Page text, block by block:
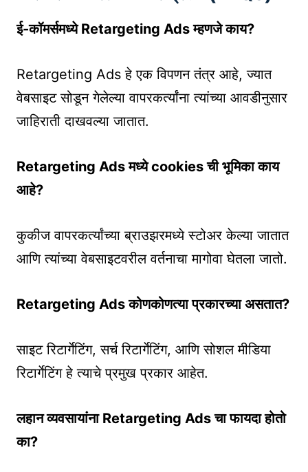
ई-कॉमर्समध्ये Retargeting Ads म्हणजे काय?
Retargeting Ads हे एक विपणन तंत्र आहे, ज्यात
वेबसाइट सोडून गेलेल्या वापरकर्त्यांना त्यांच्या आवडीनुसार
जाहिराती दाखवल्या जातात.
Retargeting Ads मध्ये cookies ची भूमिका काय
आहे?
कुकीज वापरकर्त्यांच्या ब्राउझरमध्ये स्टोअर केल्या जातात
आणि त्यांच्या वेबसाइटवरील वर्तनाचा मागोवा घेतला जातो.
Retargeting Ads कोणकोणत्या प्रकारच्या असतात?
साइट रिटार्गेटिंग, सर्च रिटार्गेटिंग, आणि सोशल मीडिया
रिटार्गेटिंग हे त्याचे प्रमुख प्रकार आहेत.
लहान व्यवसायांना Retargeting Ads चा फायदा होतो
का?